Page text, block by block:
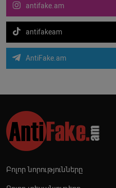
antifake.am
antifakeam
AntiFake.am
Բոլոր նորությունները